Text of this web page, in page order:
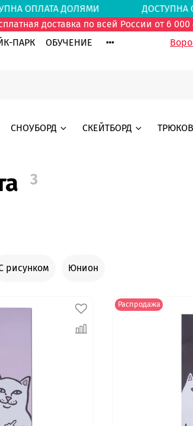
ОПЛАТА ДОЛЯМИ
доставка по всей России от 6 000
ПАРК ОБУЧЕНИЕ
СНОУБОРД СКЕЙТБОРД
3
рисунком Юнион
Распродажа